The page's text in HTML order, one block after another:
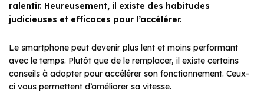
ralentir. Heureusement, il existe des habitudes
judicieuses et efficaces pour l’accélérer.
Le smartphone peut devenir plus lent et moins performant
avec le temps. Plutôt que de le remplacer, il existe certains
conseils à adopter pour accélérer son fonctionnement. Ceux-
ci vous permettent d’améliorer sa vitesse.